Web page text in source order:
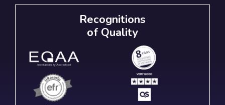
Recognitions
of Quality